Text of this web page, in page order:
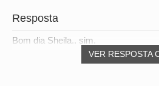
Resposta
VER RESPOSTA
Bom dia Sheila.. sim.